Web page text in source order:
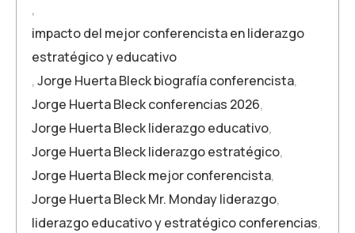
,
impacto del mejor conferencista en liderazgo
estratégico y educativo
,Jorge Huerta Bleck biografía conferencista,
Jorge Huerta Bleck conferencias 2026,
Jorge Huerta Bleck liderazgo educativo,
Jorge Huerta Bleck liderazgo estratégico,
Jorge Huerta Bleck mejor conferencista,
Jorge Huerta Bleck Mr. Monday liderazgo,
liderazgo educativo y estratégico conferencias,